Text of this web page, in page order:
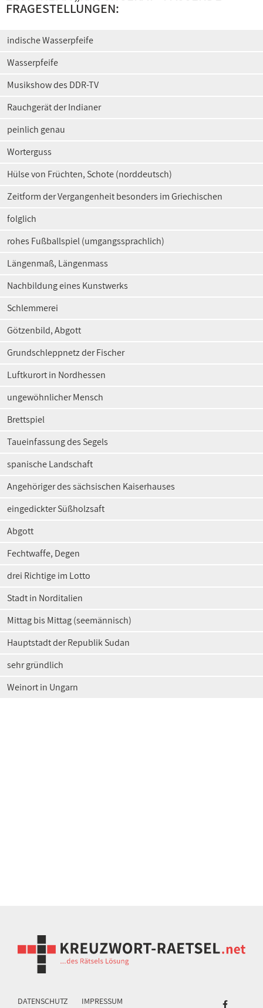
FRAGESTELLUNGEN:
indische Wasserpfeife
Wasserpfeife
Musikshow des DDR-TV
Rauchgerät der Indianer
peinlich genau
Worterguss
Hülse von Früchten, Schote (norddeutsch)
Zeitform der Vergangenheit besonders im Griechischen
folglich
rohes Fußballspiel (umgangssprachlich)
Längenmaß, Längenmass
Nachbildung eines Kunstwerks
Schlemmerei
Götzenbild, Abgott
Grundschleppnetz der Fischer
Luftkurort in Nordhessen
ungewöhnlicher Mensch
Brettspiel
Taueinfassung des Segels
spanische Landschaft
Angehöriger des sächsischen Kaiserhauses
eingedickter Süßholzsaft
Abgott
Fechtwaffe, Degen
drei Richtige im Lotto
Stadt in Norditalien
Mittag bis Mittag (seemännisch)
Hauptstadt der Republik Sudan
sehr gründlich
Weinort in Ungarn
DATENSCHUTZ IMPRESSUM